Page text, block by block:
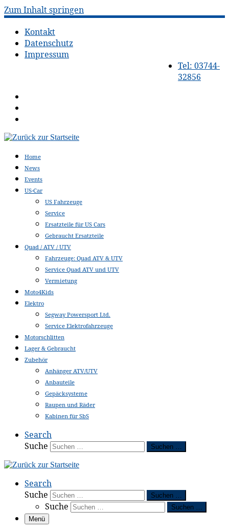
Zum Inhalt springen
Kontakt
Datenschutz
Impressum
Tel: 03744-
32856
Home
News
Events
US-Car
US Fahrzeuge
Service
Ersatzteile für US Cars
Gebraucht Ersatzteile
Quad / ATV / UTV
Fahrzeuge: Quad ATV & UTV
Service Quad ATV und UTV
Vermietung
Moto4Kids
Elektro
Segway Powersport Ltd.
Service Elektrofahrzeuge
Motorschlitten
Lager & Gebraucht
Zubehör
Anhänger ATV/UTV
Anbauteile
Gepäcksysteme
Raupen und Räder
Kabinen für SbS
Search
Suche
Suchen …
Search
Suche
Suchen …
Suche
Suchen …
Menü